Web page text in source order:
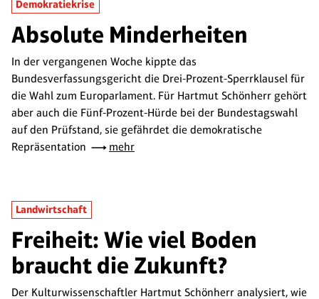
Demokratiekrise
Absolute Minderheiten
In der vergangenen Woche kippte das
Bundesverfassungsgericht die Drei-Prozent-Sperrklausel für
die Wahl zum Europarlament. Für Hartmut Schönherr gehört
aber auch die Fünf-Prozent-Hürde bei der Bundestagswahl
auf den Prüfstand, sie gefährdet die demokratische
Repräsentation
mehr
Landwirtschaft
Freiheit: Wie viel Boden
braucht die Zukunft?
Der Kulturwissenschaftler Hartmut Schönherr analysiert, wie